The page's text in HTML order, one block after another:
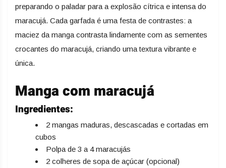
preparando o paladar para a explosão cítrica e intensa do
maracujá. Cada garfada é uma festa de contrastes: a
maciez da manga contrasta lindamente com as sementes
crocantes do maracujá, criando uma textura vibrante e
única.
Manga com maracujá
Ingredientes:
2 mangas maduras, descascadas e cortadas em
cubos
Polpa de 3 a 4 maracujás
2 colheres de sopa de açúcar (opcional)